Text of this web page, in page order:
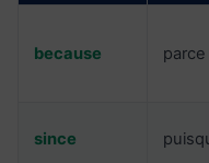
because
since